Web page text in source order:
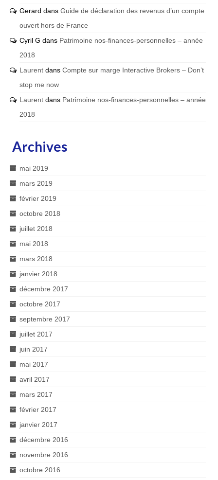
Gerard dans Guide de déclaration des revenus d’un compte
ouvert hors de France
Cyril G dans Patrimoine nos-finances-personnelles – année
2018
Laurent dans Compte sur marge Interactive Brokers – Don’t
stop me now
Laurent dans Patrimoine nos-finances-personnelles – année
2018
Archives
mai 2019
mars 2019
février 2019
octobre 2018
juillet 2018
mai 2018
mars 2018
janvier 2018
décembre 2017
octobre 2017
septembre 2017
juillet 2017
juin 2017
mai 2017
avril 2017
mars 2017
février 2017
janvier 2017
décembre 2016
novembre 2016
octobre 2016